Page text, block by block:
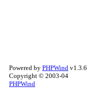
Powered by PHPWind v1.3.6
Copyright © 2003-04
PHPWind